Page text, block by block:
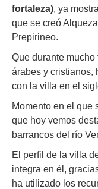
fortaleza), ya
que se creó
Prepirineo.
Que durante
árabes y cristianos,
con la villa en el
Momento en el que
que hoy vemos
barrancos del río
El perfil de la villa
integra en él,
ha utilizado los